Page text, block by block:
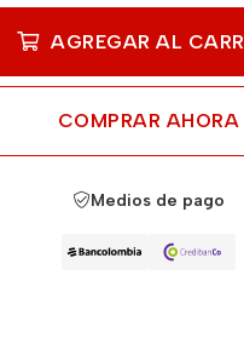
AGREGAR AL
COMPRAR AHORA
Medios de pago